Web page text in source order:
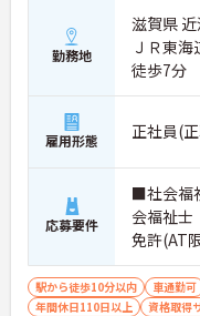
勤務地
滋賀県
ＪＲ東海
徒歩7分
雇用形態 正社員(
応募要件
■社会福
会福祉
免許(AT
駅から徒歩10分以内 車通勤可
年間休日110日以上
資格取得